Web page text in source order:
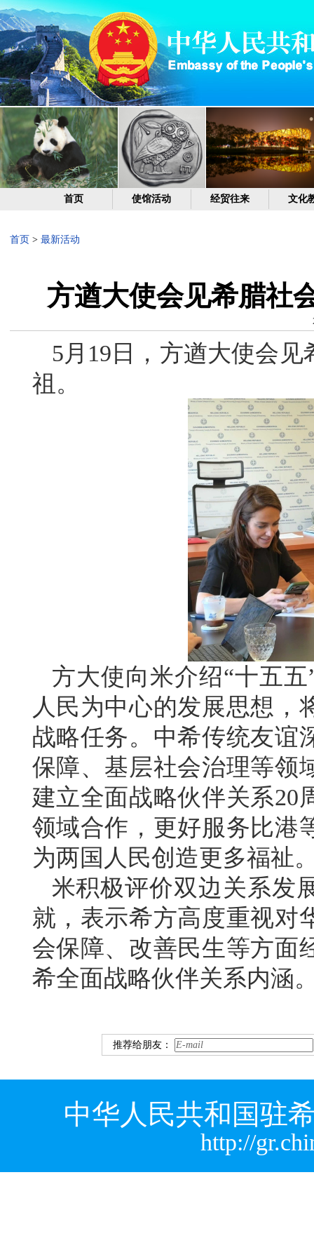
首页 使馆活动 经贸往来 文化
首页 > 最新活动
方遒大使会见希腊社
5月19日，方遒大使会
祖。
方大使向米介绍“十五
人民为中心的发展思想，
战略任务。中希传统友谊
保障、基层社会治理等领
建立全面战略伙伴关系20
领域合作，更好服务比港
为两国人民创造更多福祉
米积极评价双边关系发
就，表示希方高度重视对
会保障、改善民生等方面
希全面战略伙伴关系内涵
推荐给朋友：
中华人民共和国驻
http://